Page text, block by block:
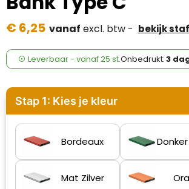
Fresh 'n Rebel
GolfOriginals
James Harvest
Kingcap
Mepal
Moleskine
€ 6,25 vanaf excl. btw - bekijk
Leverbaar- vanaf25 st.Onbedrukt:3
Stap 1: Kies je kleur
Bordeaux
Mat Zilver